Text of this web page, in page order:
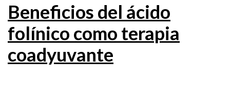
Beneficios del ácido
folínico como terapia
coadyuvante